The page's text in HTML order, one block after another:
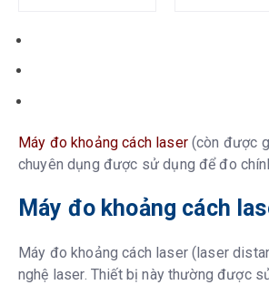
Máy đo khoảng cách laser(còn được
chuyên dụng được sử dụng để đo
Máy đo khoảng cách
Máy đo khoảng cách laser (laser
nghệ laser. Thiết bị này thường được